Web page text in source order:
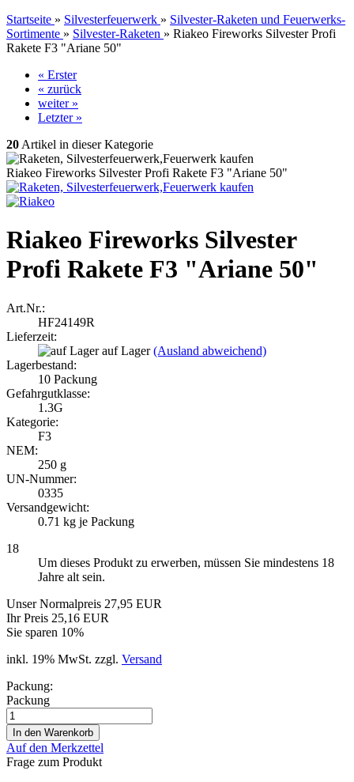
Startseite » Silvesterfeuerwerk » Silvester-Raketen und Feuerwerks-
Sortimente » Silvester-Raketen » Riakeo Fireworks Silvester Profi
Rakete F3 "Ariane 50"
« Erster
« zurück
weiter »
Letzter »
20 Artikel in dieser Kategorie
Riakeo Fireworks Silvester Profi Rakete F3 "Ariane 50"
Riakeo Fireworks Silvester
Profi Rakete F3 "Ariane 50"
Art.Nr.:
HF24149R
Lieferzeit:
auf Lager(Ausland abweichend)
Lagerbestand:
10 Packung
Gefahrgutklasse:
1.3G
Kategorie:
F3
NEM:
250 g
UN-Nummer:
0335
Versandgewicht:
0.71 kg je Packung
18
Um dieses Produkt zu erwerben, müssen Sie mindestens 18
Jahre alt sein.
Unser Normalpreis 27,95 EUR
Ihr Preis 25,16 EUR
Sie sparen 10%
inkl. 19% MwSt. zzgl. Versand
Packung:
Packung
Auf den Merkzettel
Frage zum Produkt